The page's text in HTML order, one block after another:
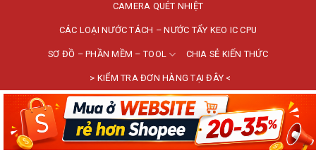
CAMERA QUÉT NHIỆT
CÁC LOẠI NƯỚC TÁCH – NƯỚC TẨY KEO IC CPU
SƠ ĐỒ – PHẦN MỀM – TOOL CHIA SẺ KIẾN THỨC
> KIỂM TRA ĐƠN HÀNG TẠI ĐÂY <